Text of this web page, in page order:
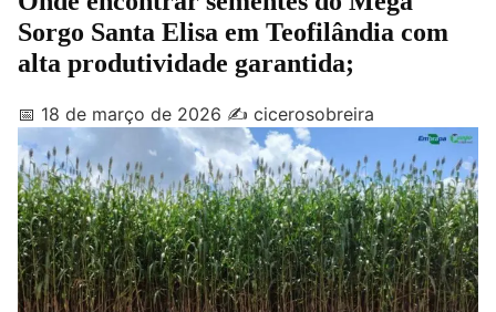
Sorgo Santa Elisa em Teofilândia com
alta produtividade garantida;
📅 18 de março de 2026 ✍️ cicerosobreira